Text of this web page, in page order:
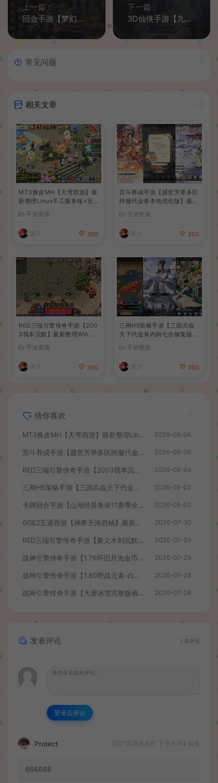
上一篇：
回合手游【梦幻诛仙完美13职业】最新整理手工端+安卓苹果双端+详细搭建教程+java后台
下一篇：
3D仙侠手游【九剑魔龙传】2021整理Linux手工服务端+运营后台+GM授权后台+视频教程
常见问题
相关文章
MT3换皮MH【天穹西游】最
新整理Linux手工服务端+安
建教程+全套源码+视频教程
手游资源
波少 300
宫斗养成手游【盛世芳華多区
跨服代金券本地优化版】最新
手工服务端+CDK授权后台
+安卓+详细搭建教程
手游资源
波少 300
RED三端引擎传奇手游【200
3我本沉默】最新整理Win系
细搭建教程
手游资源
波少 300
三网H5策略手游【三国兵临
天下代金券内购七合修复版】
+Linux手工服务端+管理后台
+GM授权后台+简易安卓客户
端+详细搭建教程+视频教程
手游资源
波少 300
猜你喜欢
MT3换皮MH【天穹西游】最新整理Linux手工服务端+安卓苹果双端+GM后台+详细搭建教程+全套源码+视频教程 2026-08-06
宫斗养成手游【盛世芳華多区跨服代金券本地优化版】最新整理单机一键即玩端+Linux手工服务端+CDK授权后台+安卓+详细搭建教程 2026-08-05
RED三端引擎传奇手游【2003我本沉默】最新整理Win系服务端+安卓苹果PC三端+详细搭建教程 2026-08-04
三网H5策略手游【三国兵临天下代金券内购七合修复版】最新整理单机一键即玩镜像端+Linux手工服务端+管理后台+GM授权后台+简易安卓客户端+详细搭建教程+视频教程 2026-08-02
卡牌回合手游【山海经异兽录11赛季全人物代金券内购版】最新整理WIN系服务端+授权GM后台+管理后台+热更修改工具+安卓+详细搭建教程 2026-08-02
GGE2互通西游【神界天海西柚】最新整理Win系服务端+安卓苹果PC三端+内置GM工具+全套源码+详细搭建教程+视频教程 2026-07-30
RED三端引擎传奇手游【聚义木剑沉默高仿嘟嘟沉默】最新整理Win系服务端+安卓苹果PC三端+详细搭建教程 2026-07-29
战神引擎传奇手游【1.76怀旧月光金币版】最新整理Win系复古服务端+安卓苹果双端+GM授权物品后台+详细搭建教程 2026-07-29
战神引擎传奇手游【1.80野战元素-白猪7.2免授权】最新整理Win系特色服务端+安卓+GM授权物品后台+详细搭建教程 2026-07-28
战神引擎传奇手游【大唐冰雪完整版裤衩7.0免授权】最新整理Win系特色服务端+GM授权后台+安卓苹果双端+详细搭建教程 2026-07-28
发表评论 1 条评论
登录后评论
Protect 2021年9月4日 下午3:34 回复
666666